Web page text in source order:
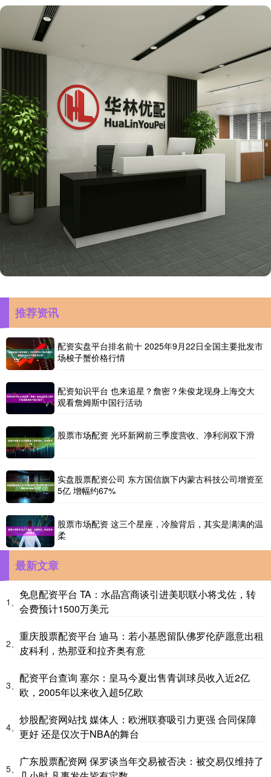
推荐资讯
配资实盘平台排名前十 2025年9月22日全国主要批发市
场梭子蟹价格行情
配资知识平台 也来追星？詹密？朱俊龙现身上海交大
观看詹姆斯中国行活动
股票市场配资 光环新网前三季度营收、净利润双下滑
实盘股票配资公司 东方国信旗下内蒙古科技公司增资至
5亿 增幅约67%
股票市场配资 这三个星座，冷脸背后，其实是满满的温
柔
最新文章
1、
免息配资平台 TA：水晶宫商谈引进美职联小将戈佐，转
会费预计1500万美元
2、
重庆股票配资平台 迪马：若小基恩留队佛罗伦萨愿意出租
皮科利，热那亚和拉齐奥有意
3、
配资平台查询 塞尔：皇马今夏出售青训球员收入近2亿
欧，2005年以来收入超5亿欧
4、
炒股配资网站找 媒体人：欧洲联赛吸引力更强 合同保障
更好 还是仅次于NBA的舞台
5、
广东股票配资网 保罗谈当年交易被否决：被交易仅维持了